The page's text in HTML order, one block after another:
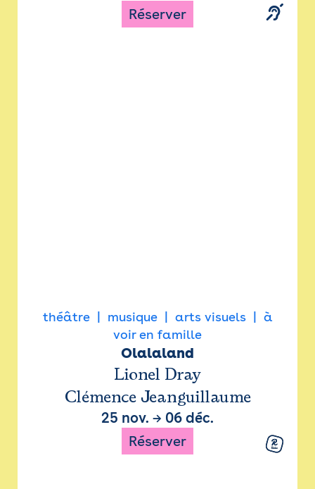
Réserver
théâtre musique arts visuels
à
voir en famille
Olalaland
Lionel Dray
Clémence Jeanguillaume
25 nov. → 06 déc.
Réserver